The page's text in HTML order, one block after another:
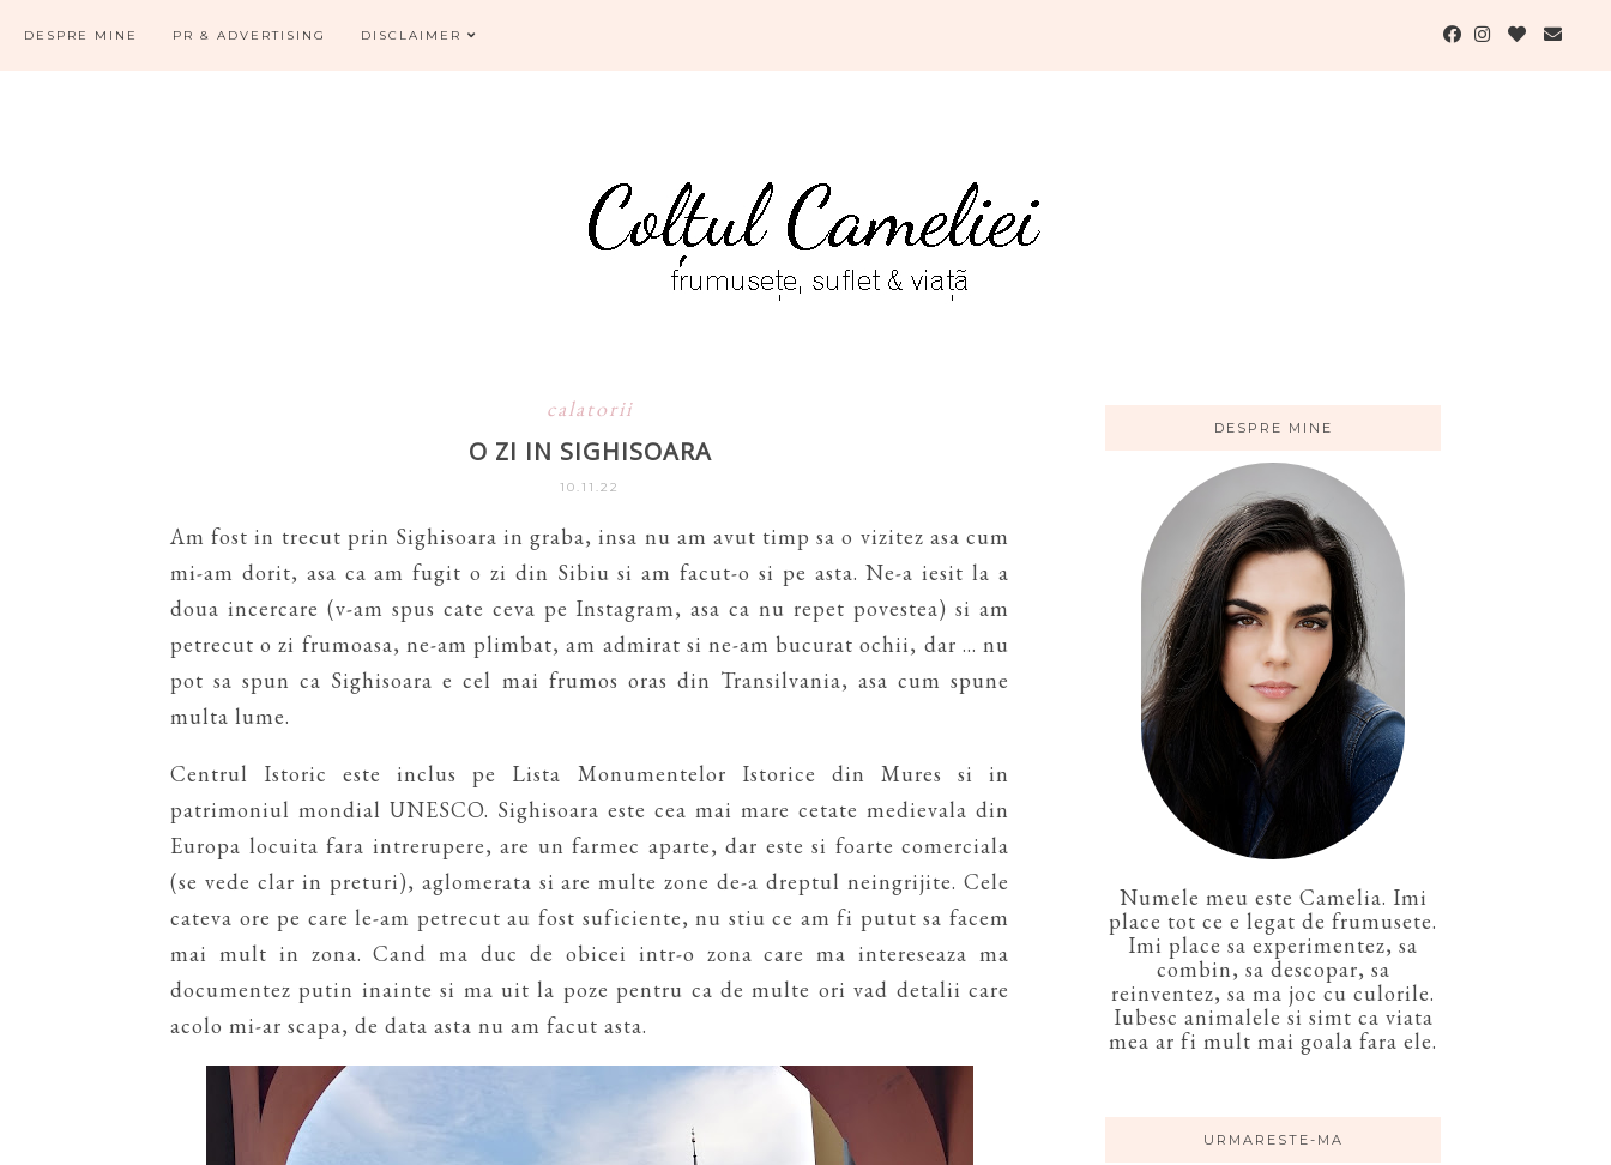
DESPRE MINE PR & ADVERTISING DISCLAIMER
calatorii
O ZI IN SIGHISOARA
10.11.22
Am fost in trecut prin Sighisoara in graba, insa nu am avut timp sa o vizitez asa cum
mi-am dorit, asa ca am fugit o zi din Sibiu si am facut-o si pe asta. Ne-a iesit la a
doua incercare (v-am spus cate ceva pe Instagram, asa ca nu repet povestea) si am
petrecut o zi frumoasa, ne-am plimbat, am admirat si ne-am bucurat ochii, dar ... nu
pot sa spun ca Sighisoara e cel mai frumos oras din Transilvania, asa cum spune
multa lume.
Centrul Istoric este inclus pe Lista Monumentelor Istorice din Mures si in
patrimoniul mondial UNESCO. Sighisoara este cea mai mare cetate medievala din
Europa locuita fara intrerupere, are un farmec aparte, dar este si foarte comerciala
(se vede clar in preturi), aglomerata si are multe zone de-a dreptul neingrijite. Cele
cateva ore pe care le-am petrecut au fost suficiente, nu stiu ce am fi putut sa facem
mai mult in zona. Cand ma duc de obicei intr-o zona care ma intereseaza ma
documentez putin inainte si ma uit la poze pentru ca de multe ori vad detalii care
acolo mi-ar scapa, de data asta nu am facut asta.
DESPRE MINE
Numele meu este Camelia. Imi
place tot ce e legat de frumusete.
Imi place sa experimentez, sa
combin, sa descopar, sa
reinventez, sa ma joc cu culorile.
Iubesc animalele si simt ca viata
mea ar fi mult mai goala fara ele.
URMARESTE-MA